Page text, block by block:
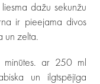
dažu sekunžu
ir pieejama divos
un zelta.
ar 250 ml
un ilgtspējīga